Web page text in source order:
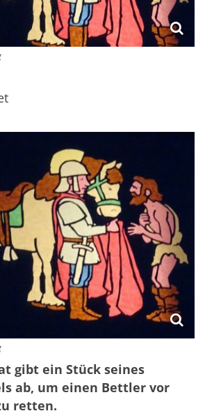
gibt ein Stück seines
ab, um einen Bettler vor
retten.